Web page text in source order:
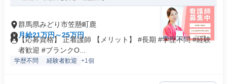
群馬県みどり市笠懸町鹿
月給21万円～25万円
【応募資格】 正看護師 【メリット】 #長期 #学歴不問 #経験
者歓迎 #ブランクO...
学歴不問 経験者歓迎 +1個